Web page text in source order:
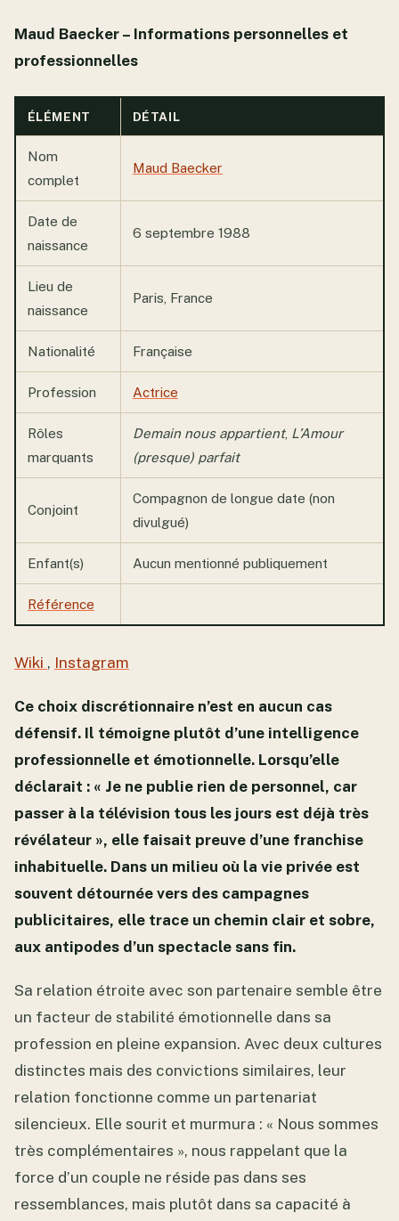
Maud Baecker – Informations personnelles et
professionnelles
ÉLÉMENT DÉTAIL
Nom
complet
Maud Baecker
Date de
naissance
6 septembre 1988
Lieu de
naissance
Paris, France
Nationalité Française
Profession Actrice
Rôles
marquants
Demain nous appartient, L’Amour
(presque) parfait
Conjoint
Compagnon de longue date (non
divulgué)
Enfant(s) Aucun mentionné publiquement
Référence
Wiki , Instagram
Ce choix discrétionnaire n’est en aucun cas
défensif. Il témoigne plutôt d’une intelligence
professionnelle et émotionnelle. Lorsqu’elle
déclarait : « Je ne publie rien de personnel, car
passer à la télévision tous les jours est déjà très
révélateur », elle faisait preuve d’une franchise
inhabituelle. Dans un milieu où la vie privée est
souvent détournée vers des campagnes
publicitaires, elle trace un chemin clair et sobre,
aux antipodes d’un spectacle sans fin.
Sa relation étroite avec son partenaire semble être
un facteur de stabilité émotionnelle dans sa
profession en pleine expansion. Avec deux cultures
distinctes mais des convictions similaires, leur
relation fonctionne comme un partenariat
silencieux. Elle sourit et murmura : « Nous sommes
très complémentaires », nous rappelant que la
force d’un couple ne réside pas dans ses
ressemblances, mais plutôt dans sa capacité à